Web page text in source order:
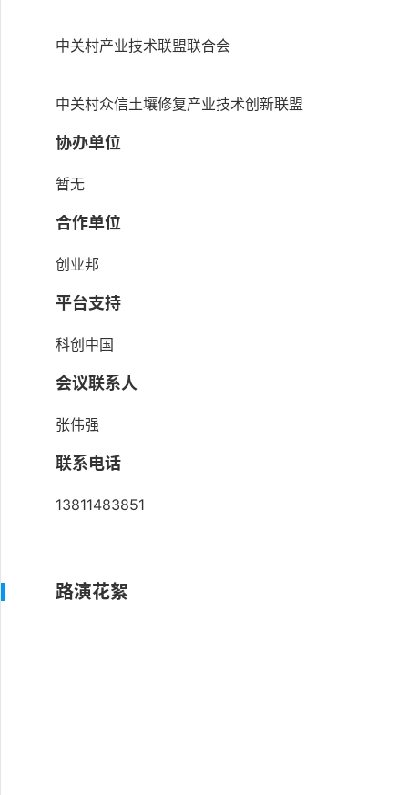
中关村产业技术联盟联合会
中关村众信土壤修复产业技术创新联盟
协办单位
暂无
合作单位
创业邦
平台支持
科创中国
会议联系人
张伟强
联系电话
13811483851
路演花絮